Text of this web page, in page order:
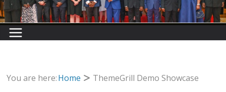
You are here:Home ThemeGrill Demo Showcase